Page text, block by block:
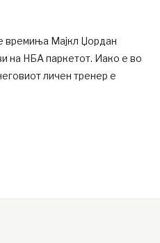
времиња Мајкл Џордан
на НБА паркетот. Иако е во
личен тренер е